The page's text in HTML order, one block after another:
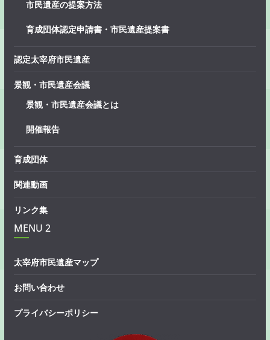
市民遺産の提案方法
育成団体認定申請書・市民遺産提案書
認定太宰府市民遺産
景観・市民遺産会議
景観・市民遺産会議とは
開催報告
育成団体
関連動画
リンク集
MENU 2
太宰府市民遺産マップ
お問い合わせ
プライバシーポリシー